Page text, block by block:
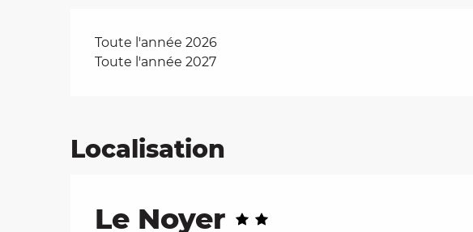
Toute l'année 2026
Toute l'année 2027
Localisation
Le Noyer